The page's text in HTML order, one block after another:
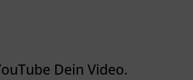
Dein Video.